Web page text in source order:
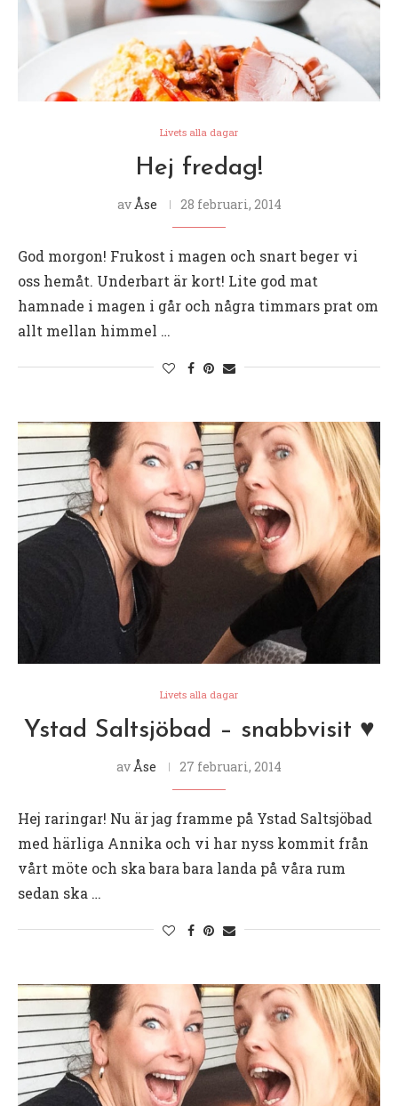
Livets alla dagar
Hej fredag!
av Åse 28 februari, 2014
God morgon! Frukost i magen och snart beger vi
oss hemåt. Underbart är kort! Lite god mat
hamnade i magen i går och några timmars prat om
allt mellan himmel …
Livets alla dagar
Ystad Saltsjöbad – snabbvisit ♥
av Åse 27 februari, 2014
Hej raringar! Nu är jag framme på Ystad Saltsjöbad
med härliga Annika och vi har nyss kommit från
vårt möte och ska bara bara landa på våra rum
sedan ska …